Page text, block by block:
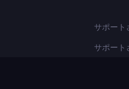
サポート
サポート